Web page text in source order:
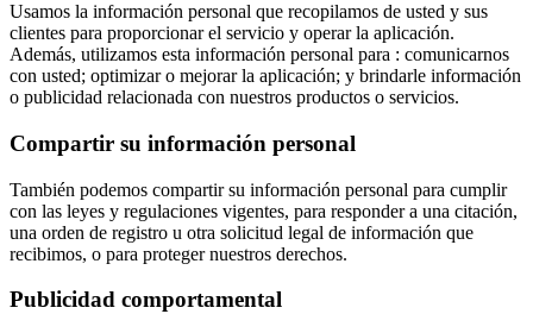
Usamos la información personal que recopilamos de usted y sus
clientes para proporcionar el servicio y operar la aplicación.
Además, utilizamos esta información personal para : comunicarnos
con usted; optimizar o mejorar la aplicación; y brindarle información
o publicidad relacionada con nuestros productos o servicios.
Compartir su información personal
También podemos compartir su información personal para cumplir
con las leyes y regulaciones vigentes, para responder a una citación,
una orden de registro u otra solicitud legal de información que
recibimos, o para proteger nuestros derechos.
Publicidad comportamental